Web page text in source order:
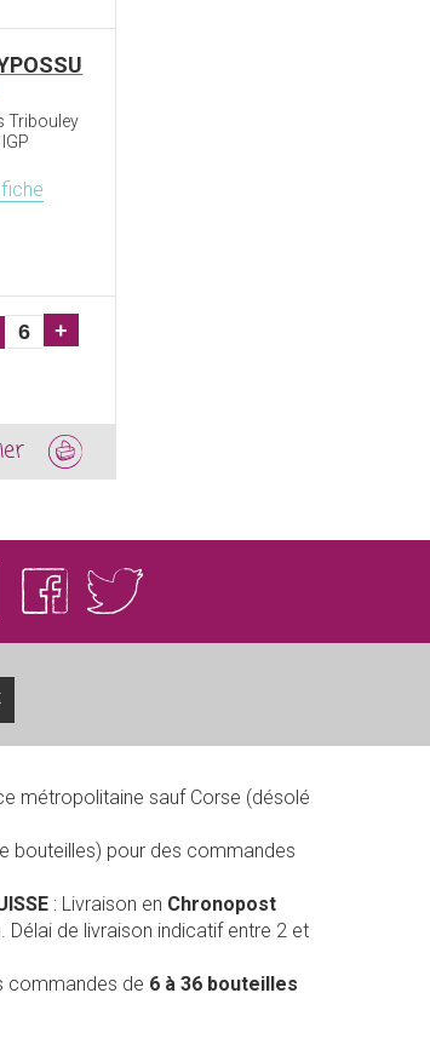
Tribouley
+
métropolitaine sauf Corse (désolé
bouteilles) pour des commandes
: Livraison en Chronopost
. Délai de livraison indicatif entre 2 et
commandes de 6 à 36 bouteilles